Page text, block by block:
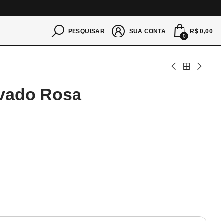
PESQUISAR SUA CONTA
0
R$ 0,00
Rosa